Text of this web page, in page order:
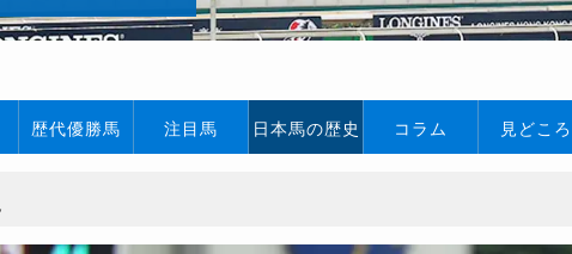
歴代優勝馬 注目馬 日本馬の歴史 コラム 見どころ